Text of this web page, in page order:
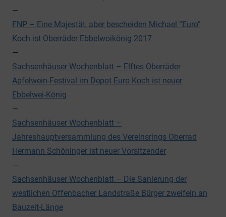
—
FNP – Eine Majestät, aber bescheiden Michael “Euro”
Koch ist Oberräder Ebbelwoikönig 2017
—
Sachsenhäuser Wochenblatt – Elftes Oberräder
Apfelwein-Festival im Depot Euro Koch ist neuer
Ebbelwei-König
—
Sachsenhäuser Wochenblatt –
Jahreshauptversammlung des Vereinsrings Oberrad
Hermann Schöninger ist neuer Vorsitzender
—
Sachsenhäuser Wochenblatt – Die Sanierung der
westlichen Offenbacher Landstraße Bürger zweifeln an
Bauzeit-Länge